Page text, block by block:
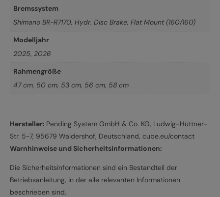
Bremssystem
Shimano BR-R7170, Hydr. Disc Brake, Flat Mount (160/160)
Modelljahr
2025, 2026
Rahmengröße
47 cm, 50 cm, 53 cm, 56 cm, 58 cm
Hersteller: Pending System GmbH & Co. KG, Ludwig-Hüttner-
Str. 5-7, 95679 Waldershof, Deutschland, cube.eu/contact
Warnhinweise und Sicherheitsinformationen:
Die Sicherheitsinformationen sind ein Bestandteil der
Betriebsanleitung, in der alle relevanten Informationen
beschrieben sind.